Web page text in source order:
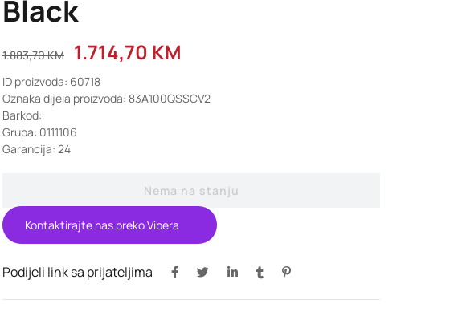
Black
1.883,70KM 1.714,70 KM
ID proizvoda: 60718
Oznaka dijela proizvoda: 83A100QSSCV2
Barkod:
Grupa: 0111106
Garancija: 24
Nema na stanju
Kontaktirajte nas preko Vibera
Podijeli link sa prijateljima